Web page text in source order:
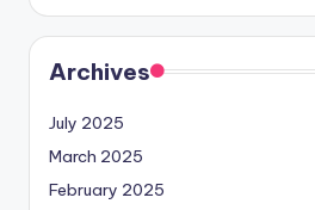
Archives
July 2025
March 2025
February 2025